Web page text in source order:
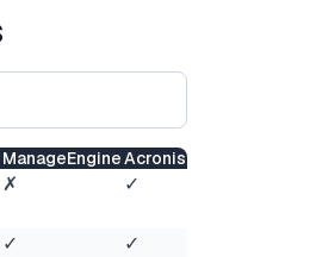
ManageEngineAcronis
✗ ✓
✓ ✓